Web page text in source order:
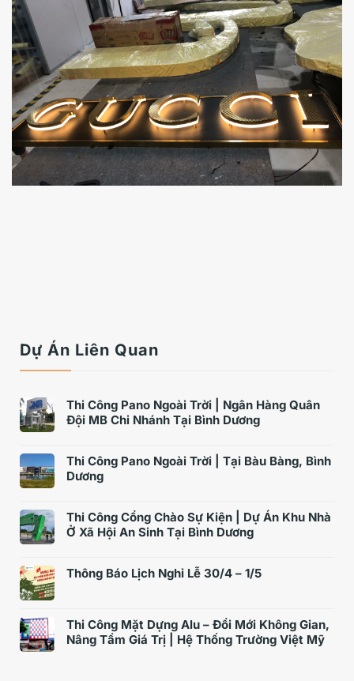
Dự Án Liên Quan
Thi Công Pano Ngoài Trời | Ngân Hàng Quân
Đội MB Chi Nhánh Tại Bình Dương
Thi Công Pano Ngoài Trời | Tại Bàu Bàng, Bình
Dương
Thi Công Cổng Chào Sự Kiện | Dự Án Khu Nhà
Ở Xã Hội An Sinh Tại Bình Dương
Thông Báo Lịch Nghỉ Lễ 30/4 – 1/5
Thi Công Mặt Dựng Alu – Đổi Mới Không Gian,
Nâng Tầm Giá Trị | Hệ Thống Trường Việt Mỹ